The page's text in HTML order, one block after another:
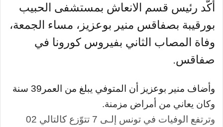
أكّد رئيس قسم الانعاش بمستشفى الحبيب
بورقيبة بصفاقس منير بوعزيز، مساء الجمعة،
وفاة المصاب الثاني بفيروس كورونا في
صفاقس.
وأضاف منير بوعزيز أن المتوفي يبلغ من العمر39 سنة
وكان يعاني من أمراض مزمنة.
وترتفع الوفيات في تونس إلـى 7 تتوّزع كالتالي 02